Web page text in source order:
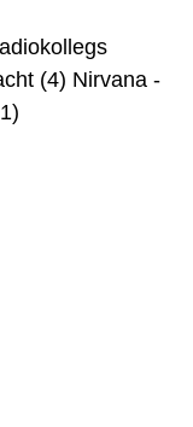
(4) Nirvana -